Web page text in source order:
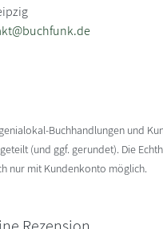
Buchhandlungen und
(und ggf. gerundet). Die
nur mit Kundenkonto möglich.